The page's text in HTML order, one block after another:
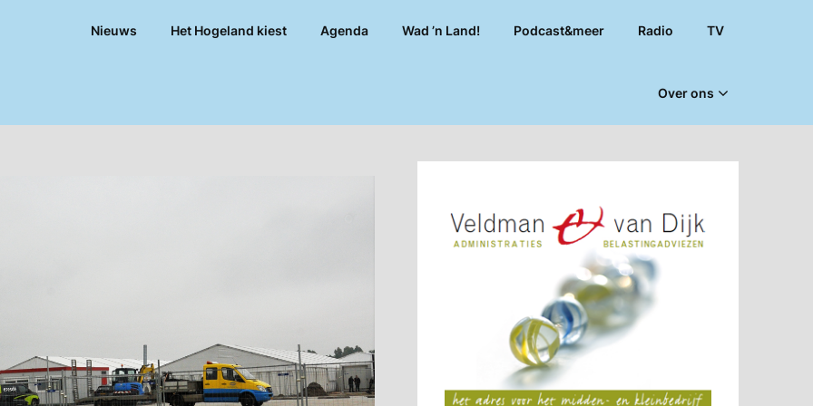
Nieuws Het Hogeland kiest Agenda Wad ’n Land! Podcast&meer Radio TV
Over ons